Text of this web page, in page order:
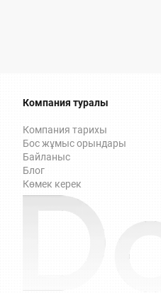
Компания туралы
Компания тарихы
Бос жұмыс орындары
Байланыс
Блог
Көмек керек